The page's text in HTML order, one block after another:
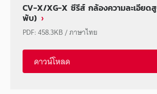
CV-X/XG-X ซีรีส์ กล้องความละเอียด
พับ)
PDF:458.3KB/ภาษาไทย
ดาวน์โหลด